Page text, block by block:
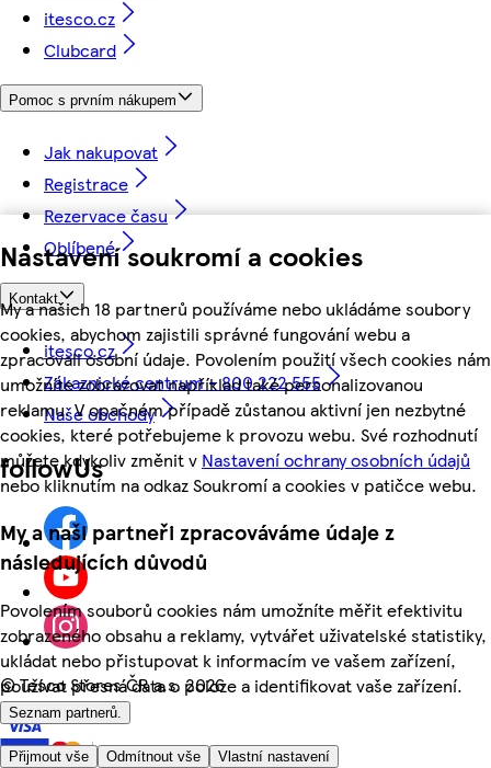
Nastavení soukromí a cookies
My a našich 18 partnerů používáme nebo ukládáme soubory
cookies, abychom zajistili správné fungování webu a
zpracovali osobní údaje. Povolením použití všech cookies nám
umožníte zobrazovat například také personalizovanou
reklamu. V opačném případě zůstanou aktivní jen nezbytné
cookies, které potřebujeme k provozu webu. Své rozhodnutí
můžete kdykoliv změnit v Nastavení ochrany osobních údajů
nebo kliknutím na odkaz Soukromí a cookies v patičce webu.
My a naši partneři zpracováváme údaje z
následujících důvodů
Povolením souborů cookies nám umožníte měřit efektivitu
zobrazeného obsahu a reklamy, vytvářet uživatelské statistiky,
ukládat nebo přistupovat k informacím ve vašem zařízení,
používat přesná data o poloze a identifikovat vaše zařízení.
Seznam partnerů.
Přijmout vše Odmítnout vše Vlastní nastavení
itesco.cz
Clubcard
Pomoc s prvním nákupem
Jak nakupovat
Registrace
Rezervace času
Oblíbené
Kontakt
itesco.cz
Zákaznické centrum - 800 222 555
Naše obchody
followUs
©Tesco Stores ČR a.s. 2026